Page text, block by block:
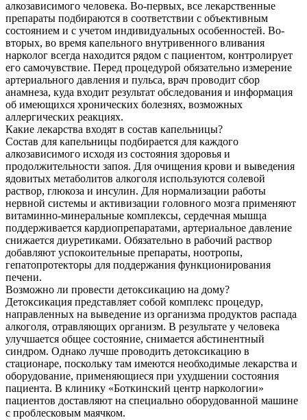
алкозависимого человека. Во-первых, все лекарственные
препараты подбираются в соответствии с объективным
состоянием и с учетом индивидуальных особенностей. Во-
вторых, во время капельного внутривенного вливания
нарколог всегда находится рядом с пациентом, контролирует
его самочувствие. Перед процедурой обязательно измерение
артериального давления и пульса, врач проводит сбор
анамнеза, куда входит результат обследования и информация
об имеющихся хронических болезнях, возможных
аллергических реакциях.
Какие лекарства входят в состав капельницы?
Состав для капельницы подбирается для каждого
алкозависимого исходя из состояния здоровья и
продолжительности запоя. Для очищения крови и выведения
ядовитых метаболитов алкоголя используются солевой
раствор, глюкоза и инсулин. Для нормализации работы
нервной системы и активизации головного мозга применяют
витаминно-минеральные комплексы, сердечная мышца
поддерживается кардиопрепаратами, артериальное давление
снижается диуретиками. Обязательно в рабочий раствор
добавляют успокоительные препараты, ноотропы,
гепатопротекторы для поддержания функционирования
печени.
Возможно ли провести детоксикацию на дому?
Детоксикация представляет собой комплекс процедур,
направленных на выведение из организма продуктов распада
алкоголя, отравляющих организм. В результате у человека
улучшается общее состояние, снимается абстинентный
синдром. Однако лучше проводить детоксикацию в
стационаре, поскольку там имеются необходимые лекарства и
оборудование, применяющиеся при ухудшении состояния
пациента. В клинику «Боткинский центр наркологии»
пациентов доставляют на специально оборудованной машине
с проблесковым маячком.